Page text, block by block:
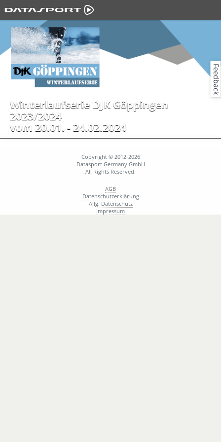
Winterlaufserie DJK Göppingen
2023/2024
vom 20.01. - 24.02.2024
Copyright © 2012-2026
Datasport Germany GmbH
All Rights Reserved.
AGB
Datenschutzerklärung
Allg. Datenschutz
Impressum
Feedback